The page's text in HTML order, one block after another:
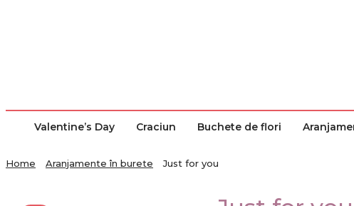
Valentine’s Day Craciun Buchete de flori
Home Aranjamente în burete Just for you